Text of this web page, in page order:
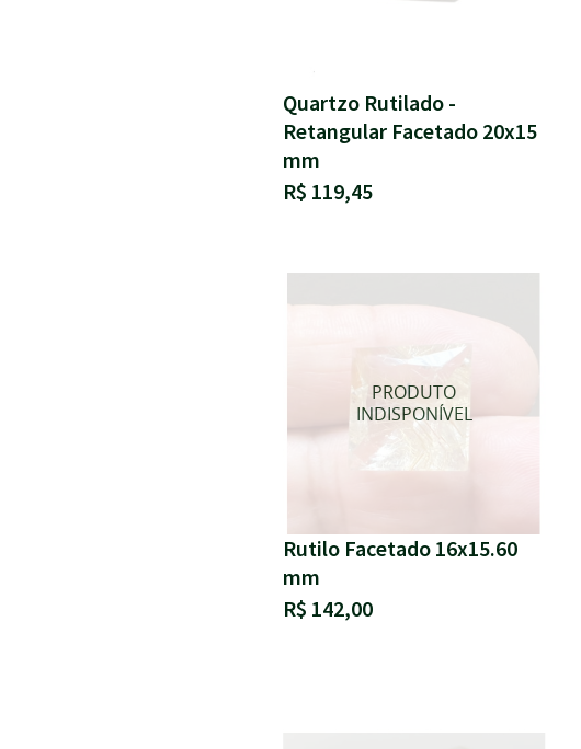
Quartzo Rutilado -
Retangular Facetado 20x15
mm
R$ 119,45
Rutilo Facetado 16x15.60
mm
R$ 142,00